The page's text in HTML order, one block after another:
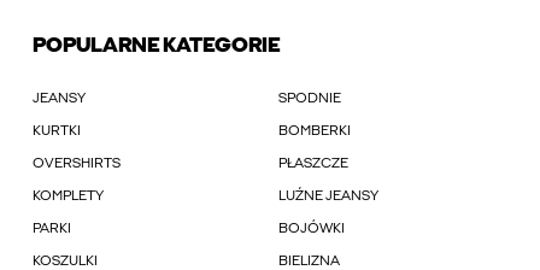
POPULARNE KATEGORIE
JEANSY SPODNIE
KURTKI BOMBERKI
OVERSHIRTS PŁASZCZE
KOMPLETY LUŹNE JEANSY
PARKI BOJÓWKI
KOSZULKI BIELIZNA